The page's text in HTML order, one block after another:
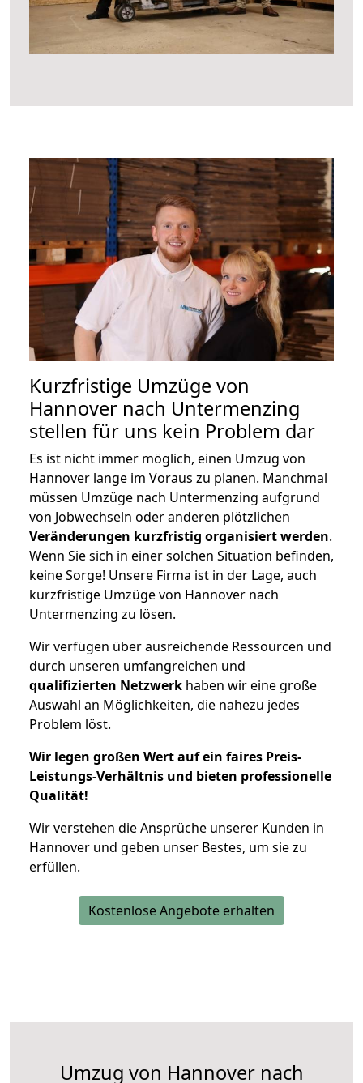
Kurzfristige Umzüge von
Hannover nach Untermenzing
stellen für uns kein Problem dar
Es ist nicht immer möglich, einen Umzug von
Hannover lange im Voraus zu planen. Manchmal
müssen Umzüge nach Untermenzing aufgrund
von Jobwechseln oder anderen plötzlichen
Veränderungen kurzfristig organisiert werden.
Wenn Sie sich in einer solchen Situation befinden,
keine Sorge! Unsere Firma ist in der Lage, auch
kurzfristige Umzüge von Hannover nach
Untermenzing zu lösen.
Wir verfügen über ausreichende Ressourcen und
durch unseren umfangreichen und
qualifizierten Netzwerk haben wir eine große
Auswahl an Möglichkeiten, die nahezu jedes
Problem löst.
Wir legen großen Wert auf ein faires Preis-
Leistungs-Verhältnis und bieten professionelle
Qualität!
Wir verstehen die Ansprüche unserer Kunden in
Hannover und geben unser Bestes, um sie zu
erfüllen.
Kostenlose Angebote erhalten
Umzug von Hannover nach